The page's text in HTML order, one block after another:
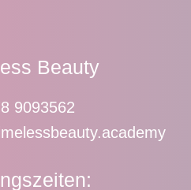
Beauty
9093562